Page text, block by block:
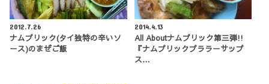
2012.7.26
ナムプリック(タイ独特の辛いソ
ース)のまぜご飯
2014.4.13
All Aboutナムプリック第三弾!!
『ナムプリックプララーサップ
ス…